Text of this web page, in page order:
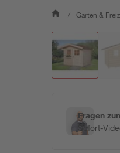
/ Garten &
Fragen
Sofort-